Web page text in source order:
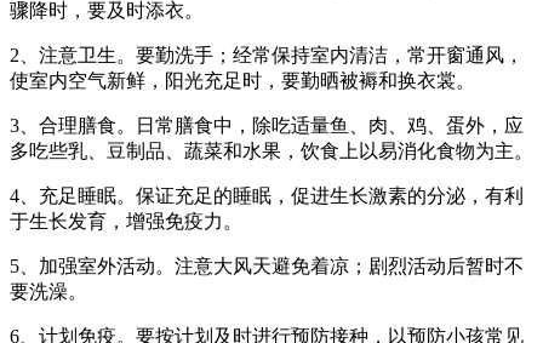
骤降时，要及时添衣。
2、注意卫生。要勤洗手；经常保持室内清洁，常开窗通风，
使室内空气新鲜，阳光充足时，要勤晒被褥和换衣裳。
3、合理膳食。日常膳食中，除吃适量鱼、肉、鸡、蛋外，应
多吃些乳、豆制品、蔬菜和水果，饮食上以易消化食物为主。
4、充足睡眠。保证充足的睡眠，促进生长激素的分泌，有利
于生长发育，增强免疫力。
5、加强室外活动。注意大风天避免着凉；剧烈活动后暂时不
要洗澡。
6、计划免疫。要按计划及时进行预防接种，以预防小孩常见